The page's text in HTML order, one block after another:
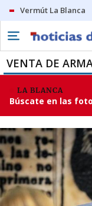
Vermút La Blanca
VENTA DE
LA BLANCA
Búscate en las